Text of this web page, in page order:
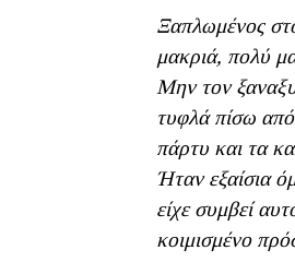
Ξαπλωμένος
μακριά, πολύ
Μην τον
τυφλά πίσω από
πάρτυ και τα
Ήταν εξαίσια
είχε συμβεί
κοιμισμένο